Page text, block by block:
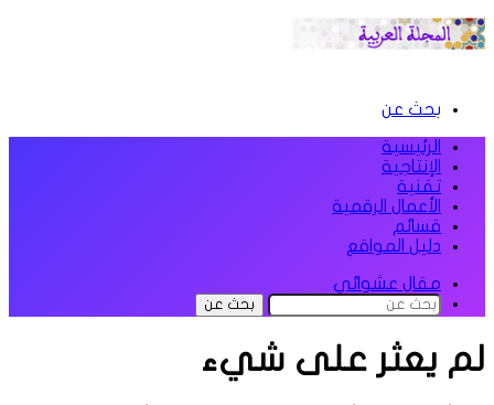
بحث عن
الرئيسية
الإنتاجية
تقنية
الأعمال الرقمية
قسائم
دليل المواقع
مقال عشوائي
بحث عن
لم يعثر على شيء